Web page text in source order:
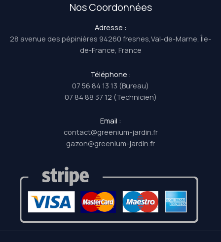
Nos Coordonnées
Adresse :
28 avenue des pépinières 94260 fresnes,Val-de-Marne, Île-
de-France, France
Téléphone :
07 56 84 13 13 (Bureau)
07 84 88 37 12 (Technicien)
Email :
contact@greenium-jardin.fr
gazon@greenium-jardin.fr